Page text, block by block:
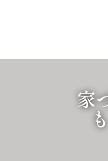
家